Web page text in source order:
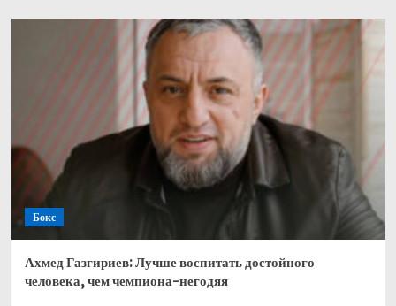
Бокс
Ахмед Газгириев: Лучше воспитать достойного
человека, чем чемпиона-негодяя